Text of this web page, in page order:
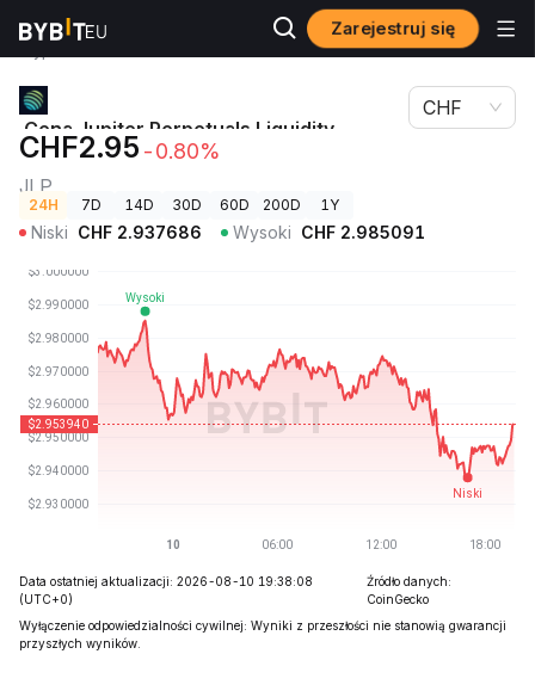
Zarejestruj się
Ceny
Cena Jupiter Perpetuals Liquidity Provider Token
Cena Jupiter Perpetuals Liquidity
Provider Token
JLP
CHF2.95 -0.80%
CHF
24H 7D 14D 30D 60D 200D 1Y
Niski CHF 2.937686 Wysoki CHF 2.985091
Data ostatniej aktualizacji: 2026-08-10 19:38:08
(UTC+0)
Źródło danych:
CoinGecko
Wyłączenie odpowiedzialności cywilnej: Wyniki z przeszłości nie stanowią gwarancji
przyszłych wyników.